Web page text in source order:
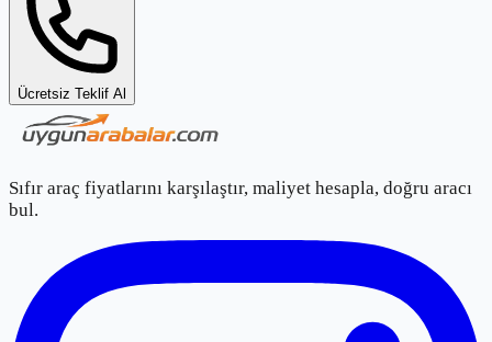
Ücretsiz Teklif Al
Sıfır araç fiyatlarını karşılaştır, maliyet hesapla, doğru aracı
bul.